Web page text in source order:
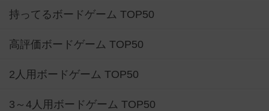
持ってるボードゲーム TOP50
高評価ボードゲーム TOP50
2人用ボードゲーム TOP50
3～4人用ボードゲーム TOP50